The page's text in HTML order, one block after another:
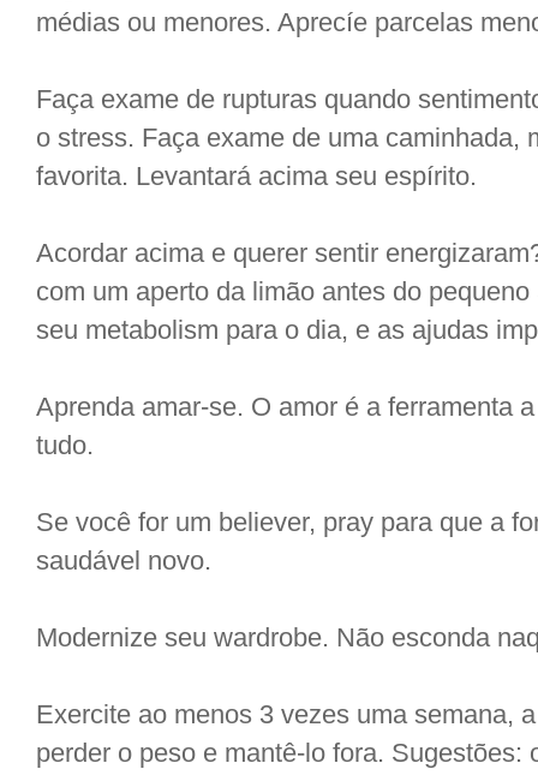
médias ou menores. Aprecíe parcelas
Faça exame de rupturas quando
o stress. Faça exame de uma caminhada,
favorita. Levantará acima seu espírito.
Acordar acima e querer sentir
com um aperto da limão antes do
seu metabolism para o dia, e as ajudas
Aprenda amar-se. O amor é a ferramenta
tudo.
Se você for um believer, pray para que a
saudável novo.
Modernize seu wardrobe. Não esconda
Exercite ao menos 3 vezes uma semana,
perder o peso e mantê-lo fora. Sugestões: